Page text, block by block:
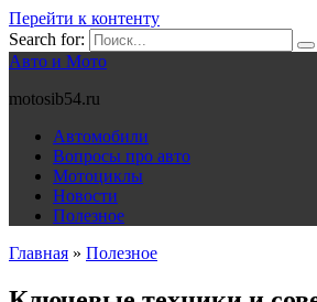
Перейти к контенту
Search for:
Авто и Мото
motosib54.ru
Автомобили
Вопросы про авто
Мотоциклы
Новости
Полезное
Главная » Полезное